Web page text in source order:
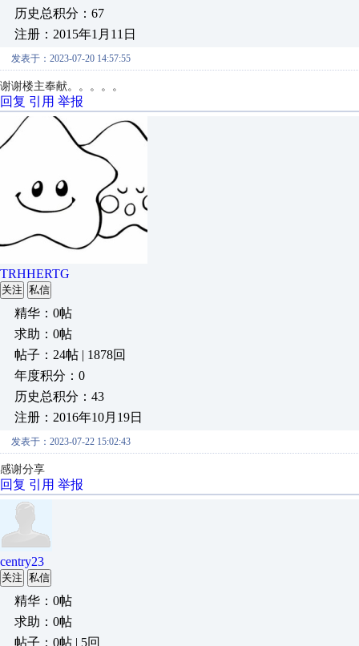
历史总积分：67
注册：2015年1月11日
发表于：2023-07-20 14:57:55
谢谢楼主奉献。。。。。
回复 引用 举报
TRHHERTG
关注 私信
精华：0帖
求助：0帖
帖子：24帖 | 1878回
年度积分：0
历史总积分：43
注册：2016年10月19日
发表于：2023-07-22 15:02:43
感谢分享
回复 引用 举报
centry23
关注 私信
精华：0帖
求助：0帖
帖子：0帖 | 5回